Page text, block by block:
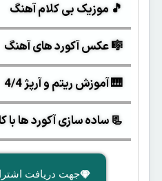
🎵 موزیک بی کلام آهنگ
🎼 عکس آکورد های آهنگ
🎹 آموزش ریتم و آرپژ 4/4
📃 ساده سازی آکورد ها با
جهت دریافت